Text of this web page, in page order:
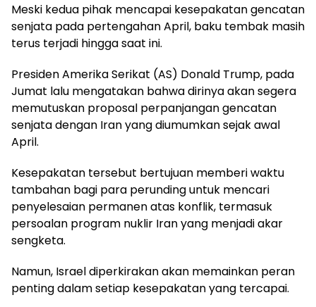
Meski kedua pihak mencapai kesepakatan gencatan
senjata pada pertengahan April, baku tembak masih
terus terjadi hingga saat ini.
Presiden Amerika Serikat (AS) Donald Trump, pada
Jumat lalu mengatakan bahwa dirinya akan segera
memutuskan proposal perpanjangan gencatan
senjata dengan Iran yang diumumkan sejak awal
April.
Kesepakatan tersebut bertujuan memberi waktu
tambahan bagi para perunding untuk mencari
penyelesaian permanen atas konflik, termasuk
persoalan program nuklir Iran yang menjadi akar
sengketa.
Namun, Israel diperkirakan akan memainkan peran
penting dalam setiap kesepakatan yang tercapai.